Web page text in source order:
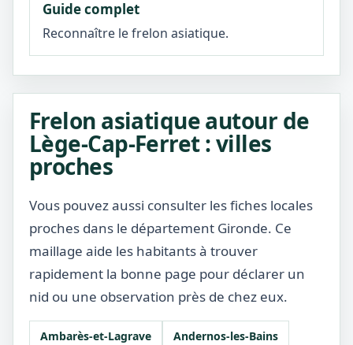
Guide complet
Reconnaître le frelon asiatique.
Frelon asiatique autour de
Lège-Cap-Ferret : villes
proches
Vous pouvez aussi consulter les fiches locales
proches dans le département Gironde. Ce
maillage aide les habitants à trouver
rapidement la bonne page pour déclarer un
nid ou une observation près de chez eux.
Ambarès-et-Lagrave
Andernos-les-Bains